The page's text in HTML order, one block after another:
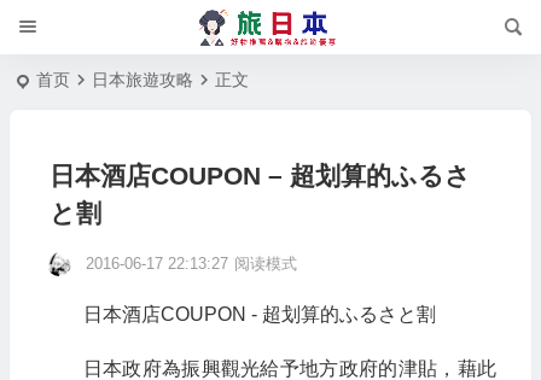
首页 日本旅遊攻略 正文
日本酒店COUPON – 超划算的ふるさ
と割
2016-06-17 22:13:27 阅读模式
日本酒店COUPON - 超划算的ふるさと割
日本政府為振興觀光給予地方政府的津貼，藉此